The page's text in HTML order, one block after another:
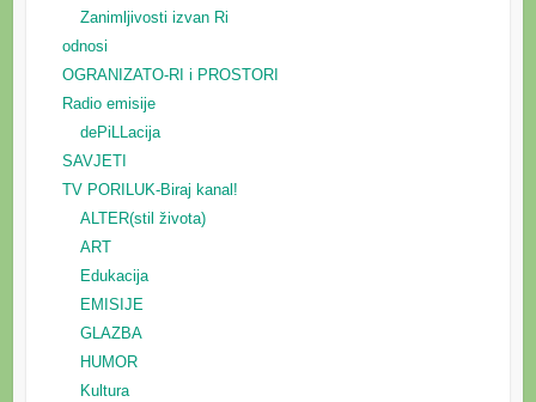
Zanimljivosti izvan Ri
odnosi
OGRANIZATO-RI i PROSTORI
Radio emisije
dePiLLacija
SAVJETI
TV PORILUK-Biraj kanal!
ALTER(stil života)
ART
Edukacija
EMISIJE
GLAZBA
HUMOR
Kultura